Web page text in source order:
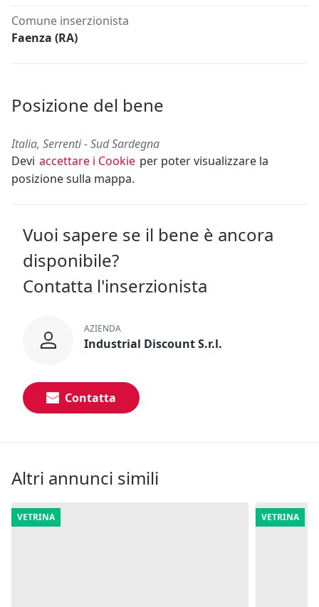
Comune inserzionista
Faenza (RA)
Posizione del bene
Italia, Serrenti - Sud Sardegna
Devi accettare i Cookie per poter visualizzare la
posizione sulla mappa.
Vuoi sapere se il bene è ancora
disponibile?
Contatta l'inserzionista
AZIENDA
Industrial Discount S.r.l.
Contatta
Altri annunci simili
VETRINA VETRINA